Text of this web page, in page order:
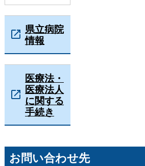
県立病院
情報
医療法・
医療法人
に関する
手続き
お問い合わせ先